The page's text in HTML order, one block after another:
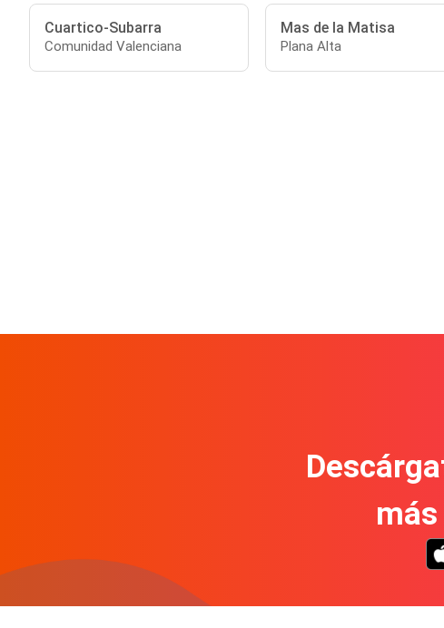
Cuartico-Subarra
Comunidad Valenciana
Mas de la Matisa
Plana Alta